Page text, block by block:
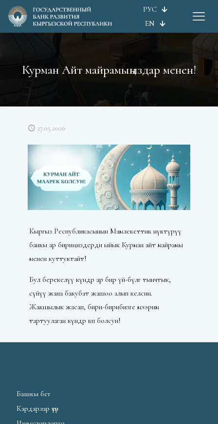
РУС
EN
Курман Айт майрамыңыздар менен!
27.05.2026
Кыргыз Республикасынын Мамлекеттик өнүктүрүү
банкы ар бириңиздерди ыйык Курман айт майрамы
менен куттуктайт!
Бул берекелүү күндөр ар бир үй-бүлөгө тынчтык,
сүйүү жана бакубат жашоо алып келсин.
Жакшылык жасап, бири-бирибизге мээрим
тартуулаган күндөр көп болсун!
Башкы бет
Кардарлар үчүн